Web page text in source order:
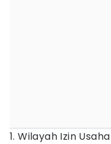
1. Wilayah Izin